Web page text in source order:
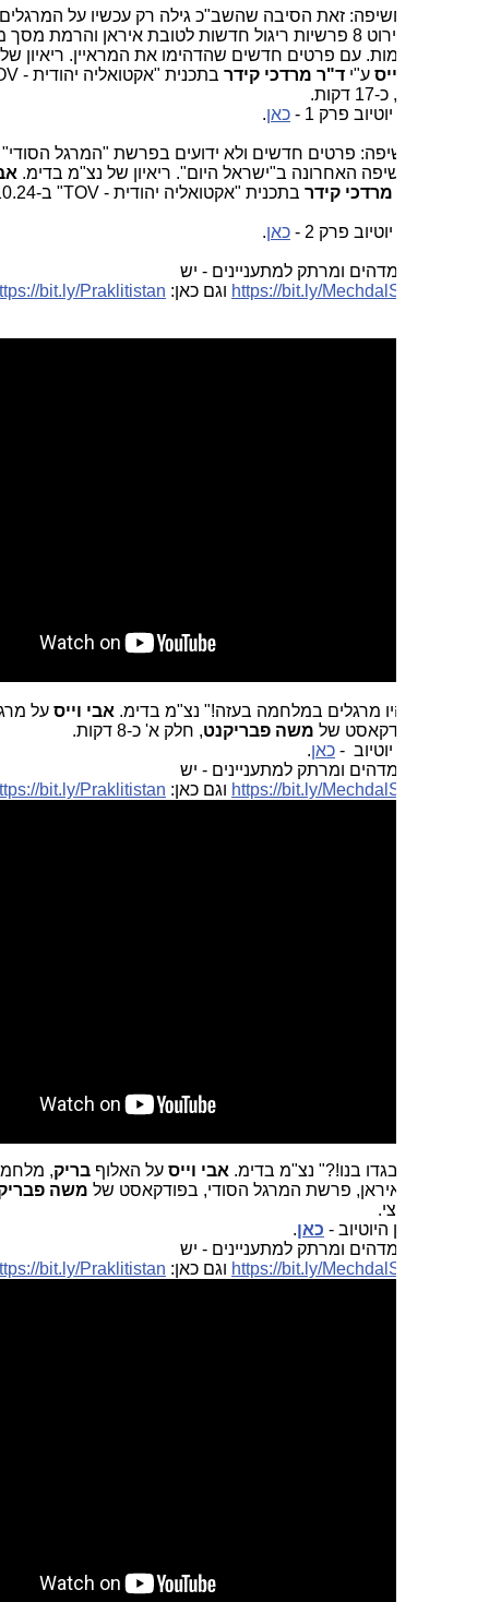
זאת הסיבה שהשב"כ גילה רק עכשיו על המרגלים שהופעלו
ע"י איראן. פירוט 8 פרשיות ריגול חדשות לטובת איראן והרמת מסך מעל 3
עם פרטים חדשים שהדהימו את המראיין. ריאיון של נצ"מ
מרדכי קידר בתכנית "אקטואליה יהודית - TOV"
כאן.
פרטים חדשים ולא ידועים בפרשת "המרגל הסודי" ומה
האחרונה ב"ישראל היום". ריאיון של נצ"מ בדימ.אבי
בתכנית "אקטואליה יהודית - TOV" ב-27.10.24, כ-34
כאן.
ומרתק למתעניינים - יש
https://bit.ly/וגם כאן:https://bit.ly/Praklitistan. וגם כאן.
מרגלים במלחמה בעזה!" נצ"מ בדימ.אבי וייסעל מרגלים ופרשת
משה פבריקנט, חלק א' כ-8 דקות.
ומרתק למתעניינים - יש
https://bit.ly/וגם כאן:https://bit.ly/Praklitistan. וגםכאן.
בנו!?" נצ"מ בדימ.אבי וייסעל האלוףבריק, מלחמה בעזה,
פרשת המרגל הסודי, בפודקאסט שלמשה פבריקנט,
כאן .
ומרתק למתעניינים - יש
https://bit.ly/וגם כאן:https://bit.ly/Praklitistan. וגם כאן.